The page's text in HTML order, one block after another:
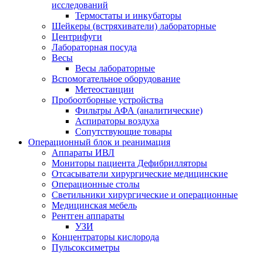
исследований
Термостаты и инкубаторы
Шейкеры (встряхиватели) лабораторные
Центрифуги
Лабораторная посуда
Весы
Весы лабораторные
Вспомогательное оборудование
Метеостанции
Пробоотборные устройства
Фильтры АФА (аналитические)
Аспираторы воздуха
Сопутствующие товары
Операционный блок и реанимация
Аппараты ИВЛ
Мониторы пациента Дефибрилляторы
Отсасыватели хирургические медицинские
Операционные столы
Светильники хирургические и операционные
Медицинская мебель
Рентген аппараты
УЗИ
Концентраторы кислорода
Пульсоксиметры